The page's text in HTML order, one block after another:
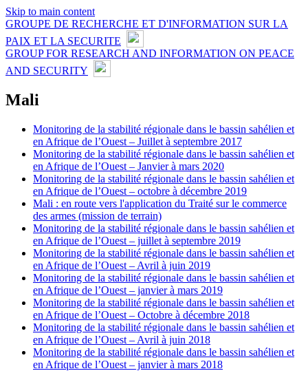
Skip to main content
GROUPE DE RECHERCHE ET D'INFORMATION SUR LA
PAIX ET LA SECURITE
GROUP FOR RESEARCH AND INFORMATION ON PEACE
AND SECURITY
Mali
Monitoring de la stabilité régionale dans le bassin sahélien et
en Afrique de l’Ouest – Juillet à septembre 2017
Monitoring de la stabilité régionale dans le bassin sahélien et
en Afrique de l’Ouest – Janvier à mars 2020
Monitoring de la stabilité régionale dans le bassin sahélien et
en Afrique de l’Ouest – octobre à décembre 2019
Mali : en route vers l'application du Traité sur le commerce
des armes (mission de terrain)
Monitoring de la stabilité régionale dans le bassin sahélien et
en Afrique de l’Ouest – juillet à septembre 2019
Monitoring de la stabilité régionale dans le bassin sahélien et
en Afrique de l’Ouest – Avril à juin 2019
Monitoring de la stabilité régionale dans le bassin sahélien et
en Afrique de l’Ouest – janvier à mars 2019
Monitoring de la stabilité régionale dans le bassin sahélien et
en Afrique de l’Ouest – Octobre à décembre 2018
Monitoring de la stabilité régionale dans le bassin sahélien et
en Afrique de l’Ouest – Avril à juin 2018
Monitoring de la stabilité régionale dans le bassin sahélien et
en Afrique de l’Ouest – janvier à mars 2018